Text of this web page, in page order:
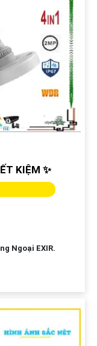
KIỆM ✨
Ngoại EXIR.